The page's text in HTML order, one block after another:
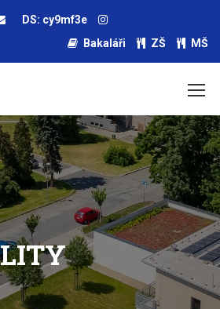
DS: cy9mf3e
Bakaláři
ZŠ MŠ